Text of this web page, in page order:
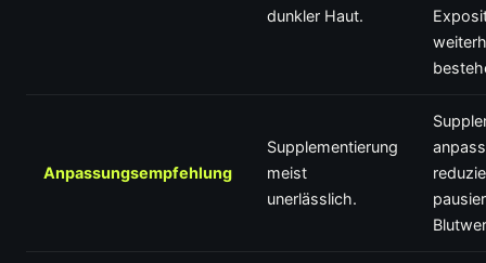
dunkler Haut.
Anpassungsempfehlung
Supplementierung
meist
unerlässlich.